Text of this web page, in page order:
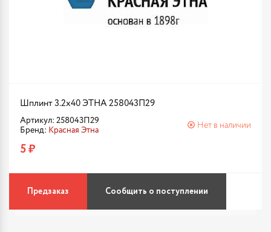
Шплинт 3.2х40 ЭТНА 258043П29
Артикул: 258043П29
Бренд: Красная Этна
Нет в наличии
5 ₽
Предзаказ Сообщить о поступлении